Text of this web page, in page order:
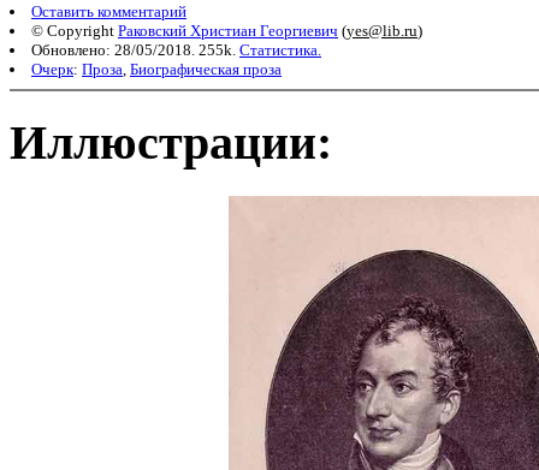
Оставить комментарий
© Copyright Раковский Христиан Георгиевич (yes@lib.ru)
Обновлено: 28/05/2018. 255k. Статистика.
Очерк: Проза Биографическая проза
Иллюстрации: